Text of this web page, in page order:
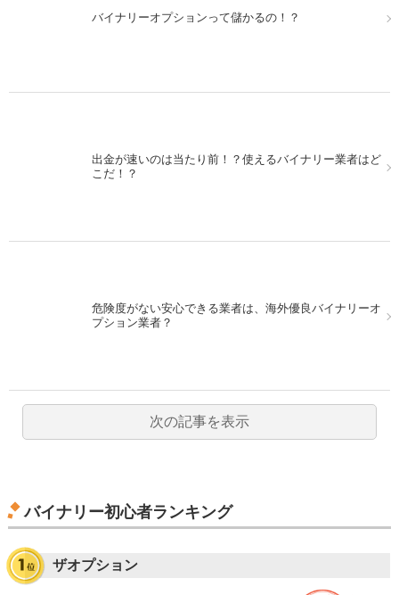
バイナリーオプションって儲かるの！？
出金が速いのは当たり前！？使えるバイナリー業者はど
こだ！？
危険度がない安心できる業者は、海外優良バイナリーオ
プション業者？
次の記事を表示
バイナリー初心者ランキング
ザオプション